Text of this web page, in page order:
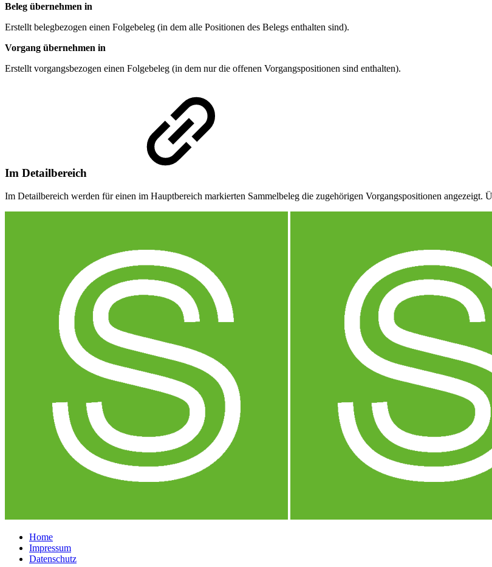
Beleg übernehmen in
Erstellt belegbezogen einen Folgebeleg (in dem alle Positionen des Belegs enthalten sind).
Vorgang übernehmen in
Erstellt vorgangsbezogen einen Folgebeleg (in dem nur die offenen Vorgangspositionen sind enthalten).
Im Detailbereich
Im Detailbereich werden für einen im Hauptbereich markierten Sammelbeleg die zugehörigen Vorgangspositionen
Home
Impressum
Datenschutz